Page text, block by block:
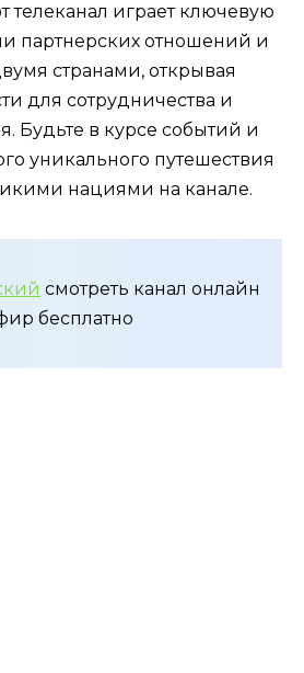
телеканал играет ключевую
партнерских отношений и
странами, открывая
для сотрудничества и
Будьте в курсе событий и
уникального путешествия
нациями на канале.
смотреть канал онлайн
бесплатно